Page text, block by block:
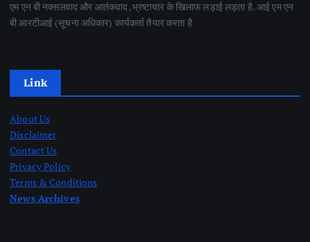
एम एन बी नक्सलवाद और आतंकवाद ,भ्रष्टाचार के खिलाफ लड़ाई लड़ता है. आई एम एन
बी आरटीआई (सूचना अधिकार) कार्यकर्ता तैयार करता है
Link
About Us
Disclaimer
Contact Us
Privacy Policy
Terms & Conditions
News Archives